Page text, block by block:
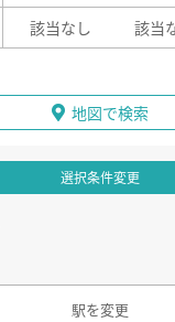
該当なし 該当
地図で検索
選択条件変更
駅を変更